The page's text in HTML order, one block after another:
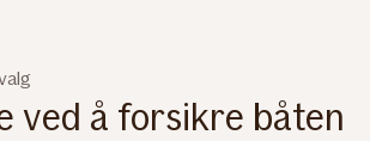
ved å forsikre båten